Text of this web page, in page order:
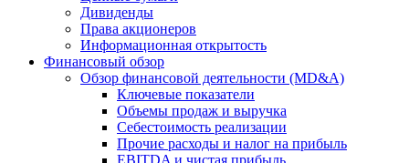
Дивиденды
Права акционеров
Информационная открытость
Финансовый обзор
Обзор финансовой деятельности (MD&A)
Ключевые показатели
Объемы продаж и выручка
Себестоимость реализации
Прочие расходы и налог на прибыль
EBITDA и чистая прибыль